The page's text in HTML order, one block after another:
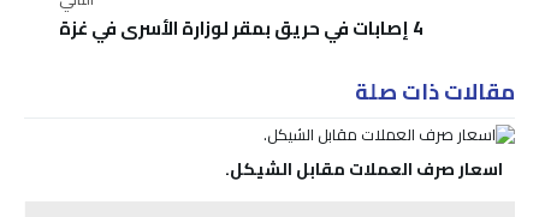
4 إصابات في حريق بمقر لوزارة الأسرى في غزة
مقالات ذات صلة
اسعار صرف العملات مقابل الشيكل.